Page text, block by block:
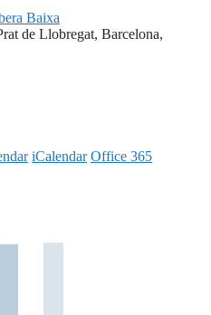
Baixa
de Llobregat, Barcelona,
iCalendar Office 365